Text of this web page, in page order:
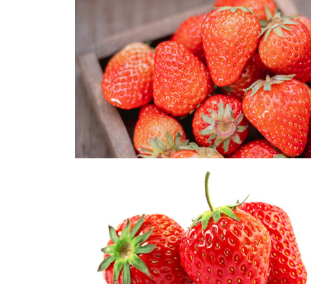
丹东大草莓